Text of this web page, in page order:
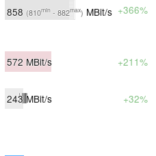
858 (810min - 882max) MBit/s +366%
572 MBit/s +211%
243 MBit/s +32%